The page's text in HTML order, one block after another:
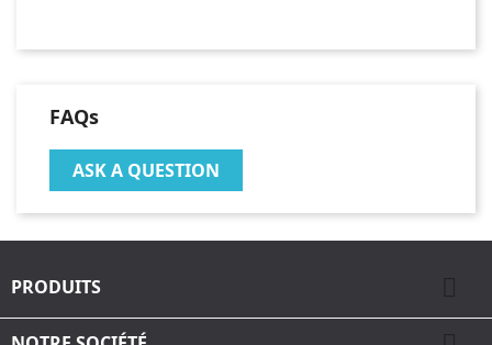
FAQs
ASK A QUESTION
PRODUITS 